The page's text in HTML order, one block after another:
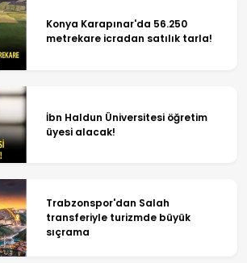
Konya Karapınar'da 56.250
metrekare icradan satılık tarla!
İbn Haldun Üniversitesi öğretim
üyesi alacak!
Trabzonspor'dan Salah
transferiyle turizmde büyük
sıçrama